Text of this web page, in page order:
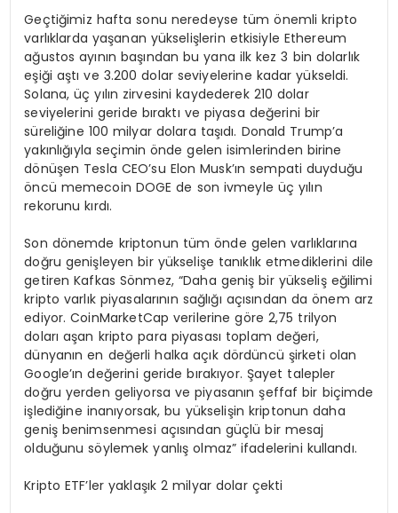
Geçtiğimiz hafta sonu neredeyse tüm önemli kripto
varlıklarda yaşanan yükselişlerin etkisiyle Ethereum
ağustos ayının başından bu yana ilk kez 3 bin dolarlık
eşiği aştı ve 3.200 dolar seviyelerine kadar yükseldi.
Solana, üç yılın zirvesini kaydederek 210 dolar
seviyelerini geride bıraktı ve piyasa değerini bir
süreliğine 100 milyar dolara taşıdı. Donald Trump’a
yakınlığıyla seçimin önde gelen isimlerinden birine
dönüşen Tesla CEO’su Elon Musk’ın sempati duyduğu
öncü memecoin DOGE de son ivmeyle üç yılın
rekorunu kırdı.
Son dönemde kriptonun tüm önde gelen varlıklarına
doğru genişleyen bir yükselişe tanıklık etmediklerini dile
getiren Kafkas Sönmez, “Daha geniş bir yükseliş eğilimi
kripto varlık piyasalarının sağlığı açısından da önem arz
ediyor. CoinMarketCap verilerine göre 2,75 trilyon
doları aşan kripto para piyasası toplam değeri,
dünyanın en değerli halka açık dördüncü şirketi olan
Google’ın değerini geride bırakıyor. Şayet talepler
doğru yerden geliyorsa ve piyasanın şeffaf bir biçimde
işlediğine inanıyorsak, bu yükselişin kriptonun daha
geniş benimsenmesi açısından güçlü bir mesaj
olduğunu söylemek yanlış olmaz” ifadelerini kullandı.
Kripto ETF’ler yaklaşık 2 milyar dolar çekti